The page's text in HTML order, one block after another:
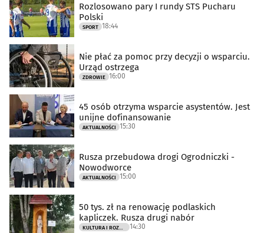
Rozlosowano pary I rundy STS Pucharu
Polski
SPORT 18:44
Nie płać za pomoc przy decyzji o wsparciu.
Urząd ostrzega
ZDROWIE 16:00
45 osób otrzyma wsparcie asystentów. Jest
unijne dofinansowanie
AKTUALNOŚCI 15:30
Rusza przebudowa drogi Ogrodniczki -
Nowodworce
AKTUALNOŚCI 15:00
50 tys. zł na renowację podlaskich
kapliczek. Rusza drugi nabór
14:30